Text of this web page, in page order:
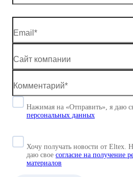
Нажимая на «Отправить», я даю
персональных данных
Хочу получать новости от Eltex.
даю свое согласие на получение
материалов